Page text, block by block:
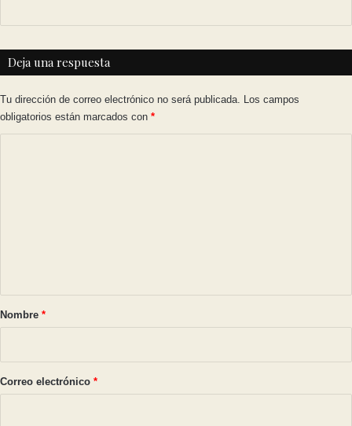
Deja una respuesta
Tu dirección de correo electrónico no será publicada. Los campos
obligatorios están marcados con *
r
*
Nombre *
Correo electrónico *